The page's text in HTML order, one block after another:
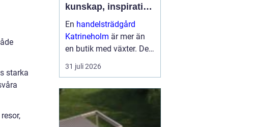
starka
kunskap, inspiration
och odlarglädje
En handelsträdgård
Katrineholm är mer än
en butik med växter. Den
fungerar som en
mötesplats för
skapa trivsel...
31 juli 2026